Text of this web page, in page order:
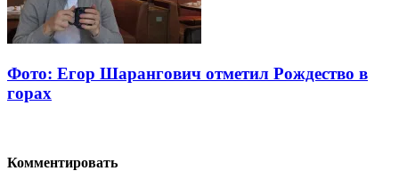
Фото: Егор Шарангович отметил Рождество в
горах
Комментировать